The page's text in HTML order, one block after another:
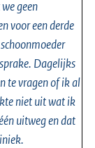
geen
voor een derde
Dagelijks
te vragen of ik al
niet uit wat ik
uitweg en dat